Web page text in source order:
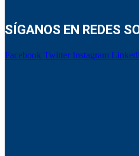
SÍGANOS EN REDES
Facebook Twitter Instagram